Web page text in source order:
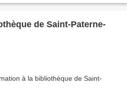
de Saint-Paterne-